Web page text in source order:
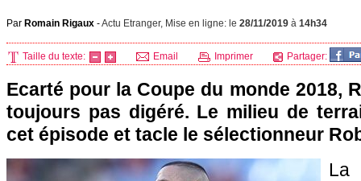
Par Romain Rigaux -Actu Etranger, Mise en ligne: le 28/11/2019 à 14h34
Taille du texte: Email Imprimer Partager:
Ecarté pour la Coupe du monde 2018,
toujours pas digéré. Le milieu de
cet épisode et tacle le sélectionneur
La